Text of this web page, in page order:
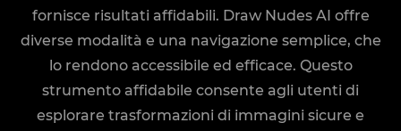
fornisce risultati affidabili. Draw Nudes AI offre
diverse modalità e una navigazione semplice, che
lo rendono accessibile ed efficace. Questo
strumento affidabile consente agli utenti di
esplorare trasformazioni di immagini sicure e